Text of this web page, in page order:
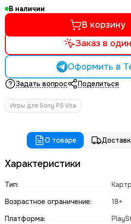
В наличии
В корзину
Заказ в
Оформить в
Задать вопрос Поделиться
Игры для Sony PS Vita
О товаре
Характеристики
Тип:
Возрастное ограничение:
18+
Платформа: